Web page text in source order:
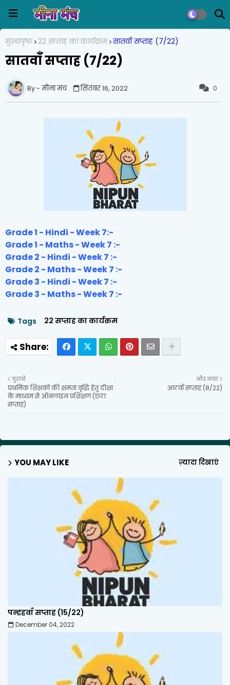
मुख्यपृष्ठ 22 सप्ताह का कार्यक्रम सातवाँ सप्ताह (7/22)
सातवाँ सप्ताह (7/22)
0
मीना मंच सितंबर 16, 2022
Grade 1 - Hindi - Week 7:-
Grade 1 - Maths - Week 7 :-
Grade 2 - Hindi - Week 7 :-
Grade 2 - Maths - Week 7 :-
Grade 3 - Hindi - Week 7 :-
Grade 3 - Maths - Week 7 :-
Tags 22 सप्ताह का कार्यक्रम
और नया
आठवाँ सप्ताह (8/22)
पुराने
प्रथमिक शिक्षकों की क्षमता वृद्धि हेतु दीक्षा
के माध्यम से ऑनलाइन प्रशिक्षण (छठा
सप्ताह)
YOU MAY LIKE ज़्यादा दिखाएं
पन्द्रहवाँ सप्ताह (15/22)
December 04, 2022